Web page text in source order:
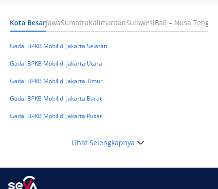
Keuangan
Masuk BI Checking? Simak Peraturan
Kota BesarJawaSumatraKalimantanSulawesiBali – Nusa
Gadai BPKB Mobil di Jakarta Selatan
Gadai BPKB Mobil di Jakarta Utara
Gadai BPKB Mobil di Jakarta Timur
Gadai BPKB Mobil di Jakarta Barat
Gadai BPKB Mobil di Jakarta Pusat
Lihat Selengkapnya